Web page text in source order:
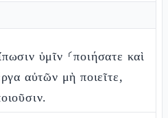
ὑμῖν ⸂ποιήσατε καὶ
αὐτῶν μὴ ποιεῖτε,